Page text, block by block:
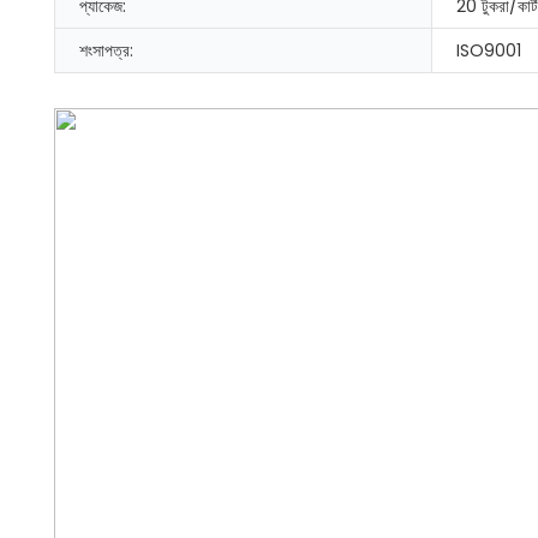
প্যাকেজ:
20 টুকরা/
শংসাপত্র:
ISO9001